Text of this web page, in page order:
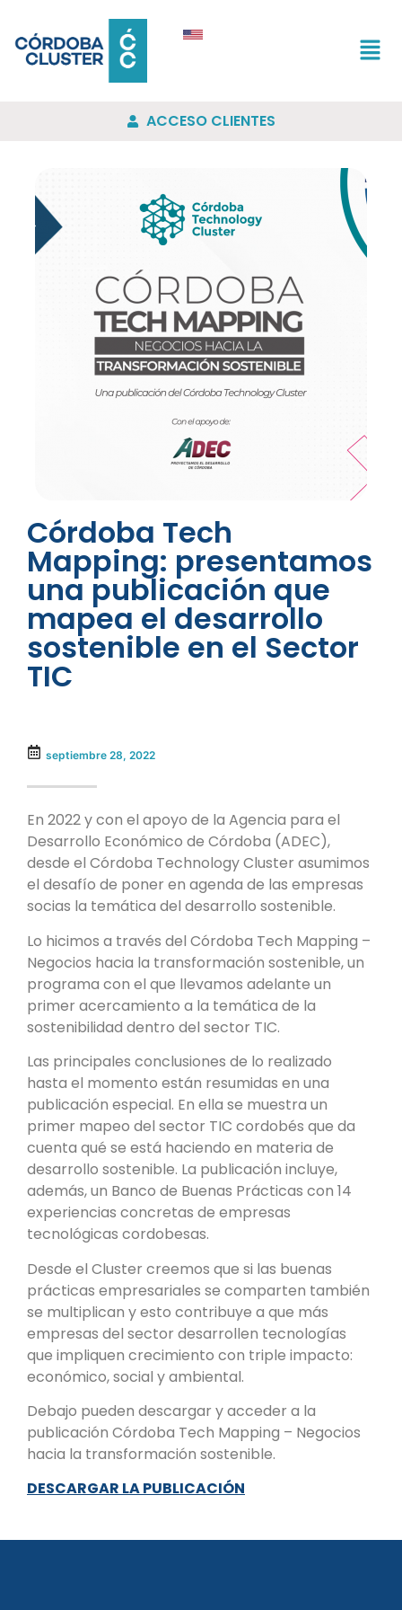
ACCESO CLIENTES
septiembre 28, 2022
En 2022 y con el apoyo de la Agencia para el
Desarrollo Económico de Córdoba (ADEC),
desde el Córdoba Technology Cluster asumimos
el desafío de poner en agenda de las empresas
socias la temática del desarrollo sostenible.
Lo hicimos a través del Córdoba Tech Mapping –
Negocios hacia la transformación sostenible, un
programa con el que llevamos adelante un
primer acercamiento a la temática de la
sostenibilidad dentro del sector TIC.
Las principales conclusiones de lo realizado
hasta el momento están resumidas en una
publicación especial. En ella se muestra un
primer mapeo del sector TIC cordobés que da
cuenta qué se está haciendo en materia de
desarrollo sostenible. La publicación incluye,
además, un Banco de Buenas Prácticas con 14
experiencias concretas de empresas
tecnológicas cordobesas.
Desde el Cluster creemos que si las buenas
prácticas empresariales se comparten también
se multiplican y esto contribuye a que más
empresas del sector desarrollen tecnologías
que impliquen crecimiento con triple impacto:
económico, social y ambiental.
Debajo pueden descargar y acceder a la
publicación Córdoba Tech Mapping – Negocios
hacia la transformación sostenible.
DESCARGAR LA PUBLICACIÓN
Córdoba Tech
Mapping: presentamos
una publicación que
mapea el desarrollo
sostenible en el Sector
TIC